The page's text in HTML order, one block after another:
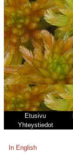
Etusivu
Yhteystiedot
In English